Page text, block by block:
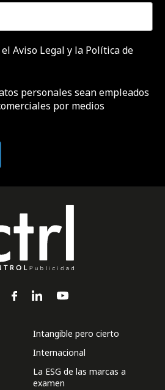
Aviso Legal y la Política de
personales sean empleados
por medios
Intangible pero cierto
Internacional
La ESG de las marcas a
examen